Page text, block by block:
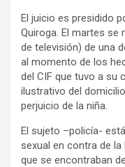
El juicio es presidido
Quiroga. El martes se
de televisión) de una
al momento de los
del CIF que tuvo a su
ilustrativo del
perjuicio de la niña.
El sujeto –policía-
sexual en contra de
que se encontraban